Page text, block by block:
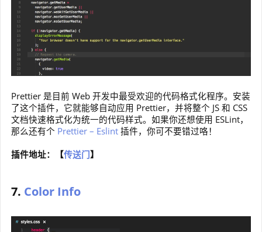
Prettier 是目前 Web 开发中最受欢迎的代码格式化程序。安装
了这个插件，它就能够自动应用 Prettier，并将整个 JS 和 CSS
文档快速格式化为统一的代码样式。如果你还想使用 ESLint，
那么还有个 Prettier – Eslint 插件，你可不要错过咯！
插件地址：【传送门】
7. Color Info